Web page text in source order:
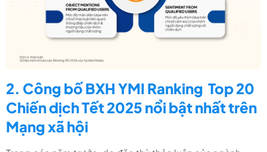
2. Công bố BXH YMI Ranking Top 20
Chiến dịch Tết 2025 nổi bật nhất trên
Mạng xã hội